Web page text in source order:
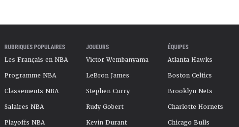
RUBRIQUES POPULAIRES
Les Français en NBA
Programme NBA
Classements NBA
Salaires NBA
Playoffs NBA
JOUEURS
Victor Wembanyama
LeBron James
Stephen Curry
Rudy Gobert
Kevin Durant
ÉQUIPES
Atlanta Hawks
Boston Celtics
Brooklyn Nets
Charlotte Hornets
Chicago Bulls